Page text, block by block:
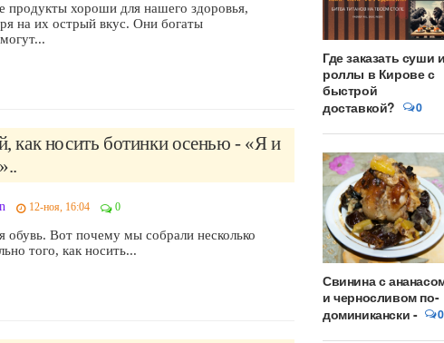
продукты хороши для нашего здоровья,
на их острый вкус. Они богаты
как носить ботинки осенью - «Я и
12-ноя, 16:04 0
Вот почему мы собрали несколько
того, как носить...
Где заказать суши и
роллы в Кирове с
быстрой
доставкой?
0
Свинина с
и черносливом по-
доминикански -
0